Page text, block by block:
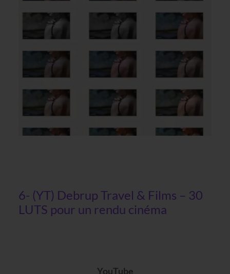
6- (YT) Debrup Travel & Films – 30
LUTS pour un rendu cinéma
YouTube